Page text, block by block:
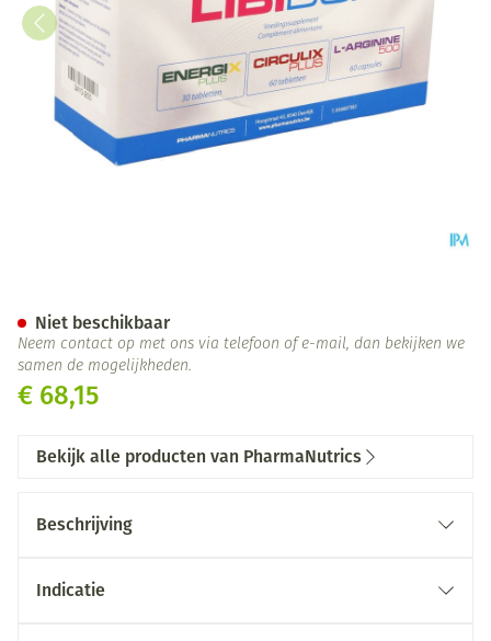
€ 68,15
Niet beschikbaar
Neem contact op met ons via telefoon of e-mail, dan bekijken we
samen de mogelijkheden.
Bekijk alle producten van PharmaNutrics
Beschrijving
Indicatie